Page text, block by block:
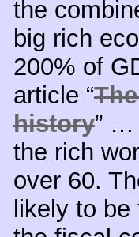
history” …
the rich
over 60.
likely to be
the fiscal
crisis.”↩
Färbige
den Autor